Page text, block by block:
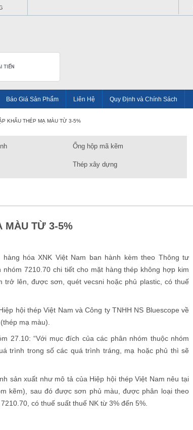
Báo Giá Sản Phẩm Liên Hệ Quy Định và Chính Sách
KHẨU THÉP MẠ MÀU TỪ 3-5%
Ống hộp mã kẽm
Thép xây dựng
MÀU TỪ 3-5%
hóa XNK Việt Nam ban hành kèm theo Thông tư
nhóm 7210.70 chi tiết cho mặt hàng thép không hợp kim
trở lên, được sơn, quét vecsni hoặc phủ plastic, có thuế
hội thép Việt Nam và Công ty TNHH NS Bluescope về
mạ màu).
27.10: “Với mục đích của các phân nhóm thuộc nhóm
trình trong số các quá trình tráng, mạ hoặc phủ thì sẽ
sản xuất như mô tả của Hiệp hội thép Việt Nam nêu tại
kẽm), sau đó được sơn phủ màu, được phân loại theo
có thuế suất thuế NK từ 3% đến 5%.